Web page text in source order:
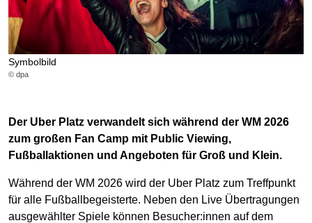
Symbolbild
© dpa
Der Uber Platz verwandelt sich während der WM 2026
zum großen Fan Camp mit Public Viewing,
Fußballaktionen und Angeboten für Groß und Klein.
Während der WM 2026 wird der Uber Platz zum Treffpunkt
für alle Fußballbegeisterte. Neben den Live Übertragungen
ausgewählter Spiele können Besucher:innen auf dem